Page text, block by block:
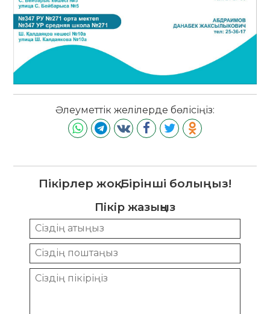
Әлеуметтік желілерде бөлісіңіз:
Пікірлер жоқ. Бірінші болыңыз!
Пікір жазыңыз